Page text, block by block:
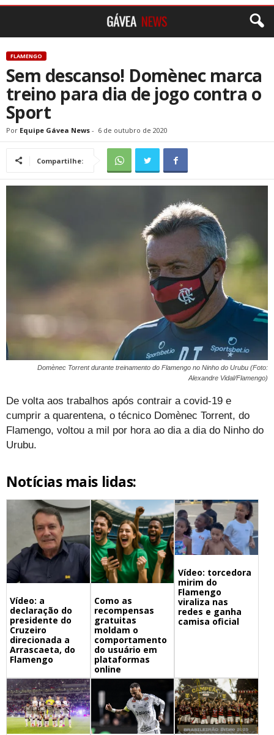
FLAMENGO
Sem descanso! Domènec marca
treino para dia de jogo contra o
Sport
Por Equipe Gávea News - 6 de outubro de 2020
Compartilhe:
Domènec Torrent durante treinamento do Flamengo no Ninho do Urubu (Foto:
Alexandre Vidal/Flamengo)
De volta aos trabalhos após contrair a covid-19 e
cumprir a quarentena, o técnico Domènec Torrent, do
Flamengo, voltou a mil por hora ao dia a dia do Ninho do
Urubu.
Notícias mais lidas:
Vídeo: a
declaração do
presidente do
Cruzeiro
direcionada a
Arrascaeta, do
Flamengo
Como as
recompensas
gratuitas
moldam o
comportamento
do usuário em
plataformas
online
Vídeo: torcedora
mirim do
Flamengo
viraliza nas
redes e ganha
camisa oficial